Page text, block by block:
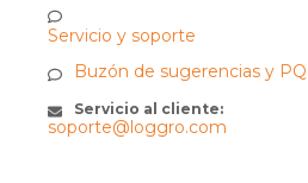
Servicio y soporte
Buzón de sugerencias y
Servicio al cliente:
soporte@loggro.com